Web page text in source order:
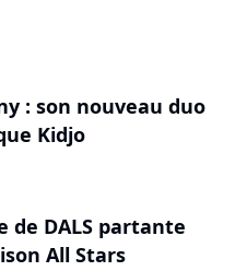
: son nouveau duo
Kidjo
de DALS partante
All Stars